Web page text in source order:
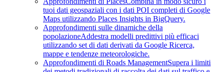
tuoi dati geospaziali con i dati POI completi di Google
Maps utilizzando Places Insights in BigQuery.
Approfondimenti sulle dinamiche della
popolazioneAddestra modelli predittivi più efficaci
utilizzando set di dati derivati ​​da Google Ricerca,
mappe e tendenze meteorologiche.
Approfondimenti di Roads ManagementSupera i limiti